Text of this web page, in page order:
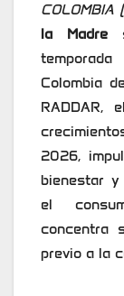
la Madre
Colombia
RADDAR,
2026,
bienestar y
el
concentra
previo a la